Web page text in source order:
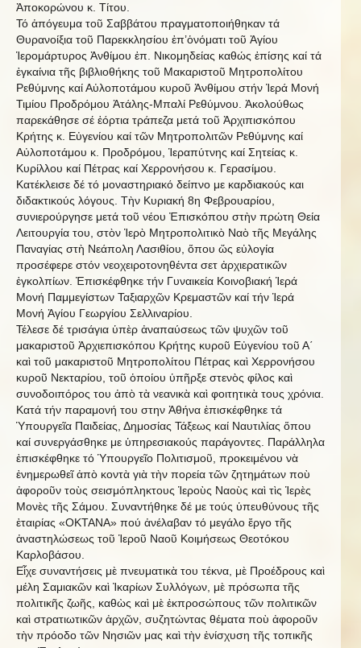
Ἀποκορώνου κ. Τίτου.
Τό ἀπόγευμα τοῦ Σαββάτου πραγματοποιήθηκαν τά
Θυρανοίξια τοῦ Παρεκκλησίου ἐπ’ὁνόματι τοῦ Ἁγίου
Ἱερομάρτυρος Ἀνθίμου ἐπ. Νικομηδείας καθώς ἐπίσης καί τά
ἐγκαίνια τῆς βιβλιοθήκης τοῦ Μακαριστοῦ Μητροπολίτου
Ρεθύμνης καί Αὐλοποτάμου κυροῦ Ἀνθίμου στήν Ἱερά Μονή
Τιμίου Προδρόμου Ἀτάλης-Μπαλί Ρεθύμνου. Ἀκολούθως
παρεκάθησε σέ ἑόρτια τράπεζα μετά τοῦ Ἀρχιπισκόπου
Κρήτης κ. Εὐγενίου καί τῶν Μητροπολιτῶν Ρεθύμνης καί
Αὐλοποτάμου κ. Προδρόμου, Ἱεραπύτνης καί Σητείας κ.
Κυρίλλου καί Πέτρας καί Χερρονήσου κ. Γερασίμου.
Κατέκλεισε δέ τό μοναστηριακό δείπνο με καρδιακούς και
διδακτικούς λόγους. Τὴν Κυριακή 8η Φεβρουαρίου,
συνιερούργησε μετά τοῦ νέου Ἐπισκόπου στὴν πρώτη Θεία
Λειτουργία του, στὸν Ἱερὸ Μητροπολιτικὸ Ναὸ τῆς Μεγάλης
Παναγίας στὴ Νεάπολη Λασιθίου, ὅπου ὥς εὐλογία
προσέφερε στόν νεοχειροτονηθέντα σετ ἀρχιερατικῶν
ἐγκολπίων. Ἐπισκέφθηκε τήν Γυναικεία Κοινοβιακή Ἱερά
Μονή Παμμεγίστων Ταξιαρχῶν Κρεμαστῶν καί τήν Ἱερά
Μονή Ἁγίου Γεωργίου Σελλιναρίου.
Τέλεσε δέ τρισάγια ὑπὲρ ἀναπαύσεως τῶν ψυχῶν τοῦ
μακαριστοῦ Ἀρχιεπισκόπου Κρήτης κυροῦ Εὐγενίου τοῦ Α΄
καὶ τοῦ μακαριστοῦ Μητροπολίτου Πέτρας καὶ Χερρονήσου
κυροῦ Νεκταρίου, τοῦ ὁποίου ὑπῆρξε στενὸς φίλος καὶ
συνοδοιπόρος του ἀπὸ τὰ νεανικὰ καὶ φοιτητικὰ τους χρόνια.
Κατά τήν παραμονή του στην Ἀθήνα ἐπισκέφθηκε τά
Ὑπουργεῖα Παιδείας, Δημοσίας Τάξεως καί Ναυτιλίας ὅπου
καί συνεργάσθηκε με ὑπηρεσιακούς παράγοντες. Παράλληλα
ἐπισκέφθηκε τό Ὑπουργεῖο Πολιτισμοῦ, προκειμένου νὰ
ἐνημερωθεῖ ἀπὸ κοντὰ γιὰ τὴν πορεία τῶν ζητημάτων ποὺ
ἀφοροῦν τοὺς σεισμόπληκτους Ἱεροὺς Ναοὺς καὶ τὶς Ἱερὲς
Μονὲς τῆς Σάμου. Συναντήθηκε δέ με τούς ὑπευθύνους τῆς
ἐταιρίας «ΟΚΤΑΝΑ» πού ἀνέλαβαν τό μεγάλο ἔργο τῆς
ἀναστηλώσεως τοῦ Ἱεροῦ Ναοῦ Κοιμήσεως Θεοτόκου
Καρλοβάσου.
Εἶχε συναντήσεις μὲ πνευματικὰ του τέκνα, μὲ Προέδρους καὶ
μέλη Σαμιακῶν καὶ Ἰκαρίων Συλλόγων, μὲ πρόσωπα τῆς
πολιτικῆς ζωῆς, καθὼς καὶ μὲ ἐκπροσώπους τῶν πολιτικῶν
καὶ στρατιωτικῶν ἀρχῶν, συζητώντας θέματα ποὺ ἀφοροῦν
τὴν πρόοδο τῶν Νησιῶν μας καὶ τὴν ἐνίσχυση τῆς τοπικῆς